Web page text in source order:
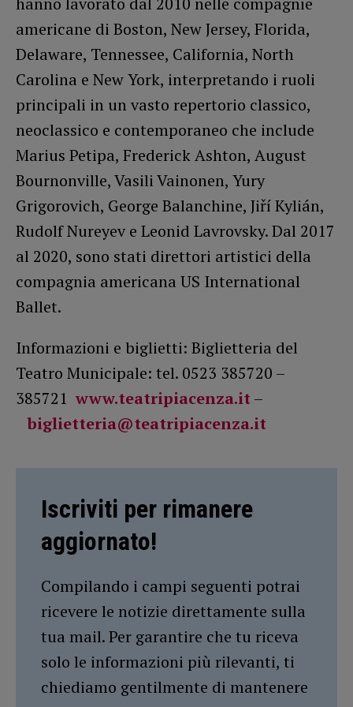
americane di Boston, New Jersey, Florida,
Delaware, Tennessee, California, North
Carolina e New York, interpretando i ruoli
principali in un vasto repertorio classico,
neoclassico e contemporaneo che include
Marius Petipa, Frederick Ashton, August
Bournonville, Vasili Vainonen, Yury
Grigorovich, George Balanchine, Jiří Kylián,
Rudolf Nureyev e Leonid Lavrovsky. Dal 2017
al 2020, sono stati direttori artistici della
compagnia americana US International
Ballet.
Informazioni e biglietti: Biglietteria del
Teatro Municipale: tel. 0523 385720 –
385721 www.teatripiacenza.it–
biglietteria@teatripiacenza.it
Iscriviti per rimanere
aggiornato!
Compilando i campi seguenti potrai
ricevere le notizie direttamente sulla
tua mail. Per garantire che tu riceva
solo le informazioni più rilevanti, ti
chiediamo gentilmente di mantenere